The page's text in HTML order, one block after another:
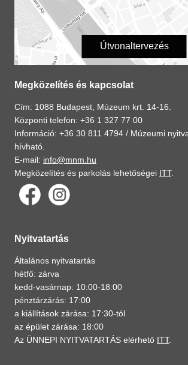
Útvonaltervezés
Megközelítés és kapcsolat
Cím: 1088 Budapest, Múzeum krt. 14-16.
Központi telefon: +36 1 327 77 00
Információ: +36 30 811 4794 / Múzeumi
hívható.
E-mail: info@mnm.hu
Megközelítés és parkolás lehetőségei ITT.
Nyitvatartás
Általános nyitvatartás
hétfő: zárva
kedd-vasárnap: 10:00-18:00
pénztárzárás: 17:00
a kiállítások zárása: 17:30-tól
az épület zárása: 18:00
Az ÜNNEPI NYITVATARTÁS elérhető ITT.